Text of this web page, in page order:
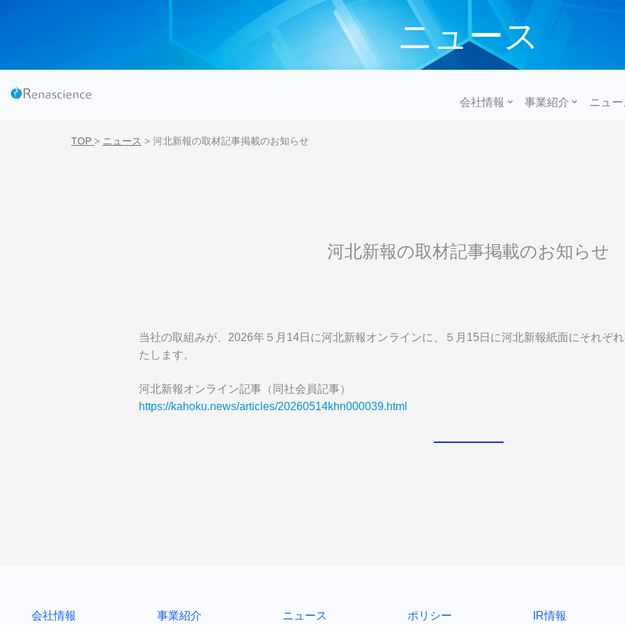
ニュース
会社情報 事業紹介 ニュー
TOP > ニュース > 河北新報の取材記事掲載のお知らせ
河北新報の取材記事掲載のお知らせ
当社の取組みが、2026年５月14日に河北新報オンラインに、５月15日に河北新報紙面にそれぞ
たします。
河北新報オンライン記事（同社会員記事）
https://kahoku.news/articles/20260514khn000039.html
会社情報 事業紹介 ニュース ポリシー IR情報